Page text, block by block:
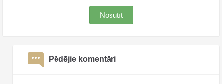
Nosūtīt
Pēdējie komentāri